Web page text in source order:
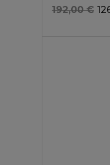
192,00 €